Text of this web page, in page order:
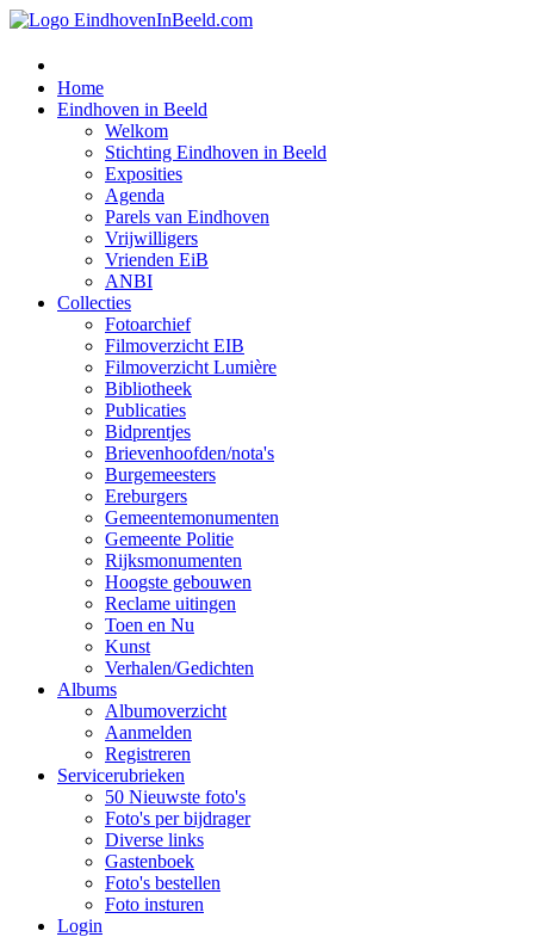
Home
Eindhoven in Beeld
Welkom
Stichting Eindhoven in Beeld
Exposities
Agenda
Parels van Eindhoven
Vrijwilligers
Vrienden EiB
ANBI
Collecties
Fotoarchief
Filmoverzicht EIB
Filmoverzicht Lumière
Bibliotheek
Publicaties
Bidprentjes
Brievenhoofden/nota's
Burgemeesters
Ereburgers
Gemeentemonumenten
Gemeente Politie
Rijksmonumenten
Hoogste gebouwen
Reclame uitingen
Toen en Nu
Kunst
Verhalen/Gedichten
Albums
Albumoverzicht
Aanmelden
Registreren
Servicerubrieken
50 Nieuwste foto's
Foto's per bijdrager
Diverse links
Gastenboek
Foto's bestellen
Foto insturen
Login